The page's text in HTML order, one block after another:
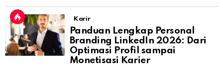
Karir
Panduan Lengkap Personal
Branding LinkedIn 2026: Dari
Optimasi Profil sampai
Monetisasi Karier